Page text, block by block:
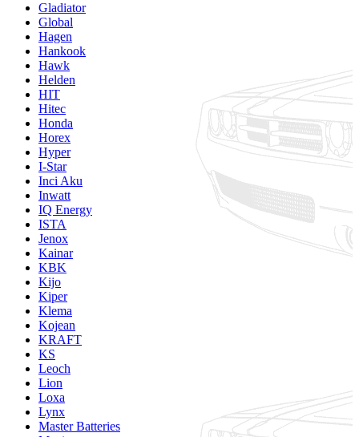
Gladiator
Global
Hagen
Hankook
Hawk
Helden
HIT
Hitec
Honda
Horex
Hyper
I-Star
Inci Aku
Inwatt
IQ Energy
ISTA
Jenox
Kainar
KBK
Kijo
Kiper
Klema
Kojean
KRAFT
KS
Leoch
Lion
Loxa
Lynx
Master Batteries